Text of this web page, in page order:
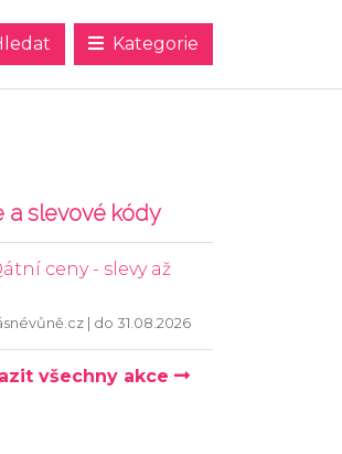
Kategorie
a slevové kódy
ceny - slevy až
| do 31.08.2026
všechny akce